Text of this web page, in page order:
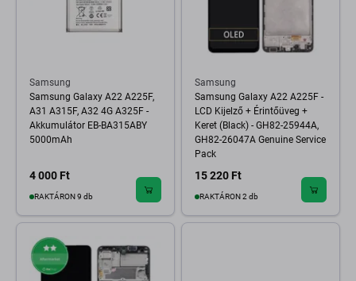
Samsung
Samsung Galaxy A22 A225F,
A31 A315F, A32 4G A325F -
Akkumulátor EB-BA315ABY
5000mAh
4 000 Ft
RAKTÁRON 9 db
Samsung
Samsung Galaxy A22 A225F -
LCD Kijelző + Érintőüveg +
Keret (Black) - GH82-25944A,
GH82-26047A Genuine Service
Pack
15 220 Ft
RAKTÁRON 2 db